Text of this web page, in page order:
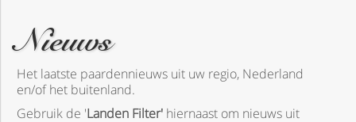
Nieuws
Het laatste paardennieuws uit uw regio, Nederland
en/of het buitenland.
Gebruik de 'Landen Filter' hiernaast om nieuws uit